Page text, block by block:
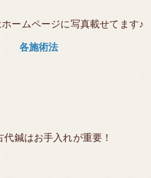
ームページに写真載せてます♪
各施術法
代鍼はお手入れが重要！